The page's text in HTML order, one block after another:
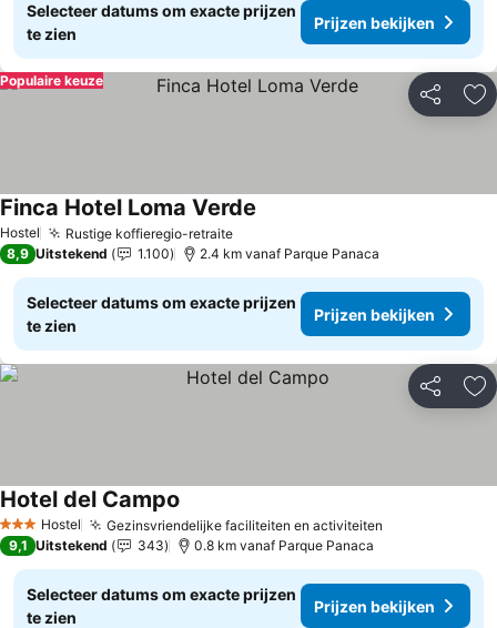
Selecteer datums om exacte prijzen
te zien
Prijzen bekijken
Delen
Populaire keuze
Hostel Rustige koffieregio-retraite
Finca Hotel Loma Verde
8,9 Uitstekend 1.100 2.4 km vanaf Parque Panaca
Selecteer datums om exacte prijzen
te zien
Prijzen bekijken
Delen
3 SterrenHostel Gezinsvriendelijke faciliteiten en activiteiten
Hotel del Campo
9,1 Uitstekend 343 0.8 km vanaf Parque Panaca
Selecteer datums om exacte prijzen
te zien
Prijzen bekijken